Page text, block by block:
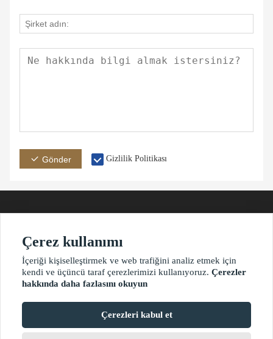
Gönder Gizlilik Politikası
Adres E-posta
?2021 waimaoniu.net
Çerez kullanımı
İçeriği kişiselleştirmek ve web trafiğini analiz etmek için
kendi ve üçüncü taraf çerezlerimizi kullanıyoruz. Çerezler
hakkında daha fazlasını okuyun
Çerezleri kabul et